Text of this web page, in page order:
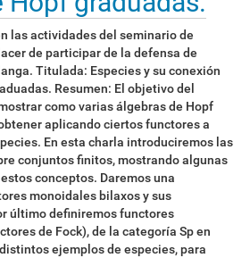
las actividades del seminario de
de participar de la defensa de
Titulada: Especies y su conexión
Resumen: El objetivo del
como varias álgebras de Hopf
aplicando ciertos functores a
En esta charla introduciremos las
conjuntos finitos, mostrando algunas
conceptos. Daremos una
monoidales bilaxos y sus
último definiremos functores
de Fock), de la categoría Sp en
ejemplos de especies, para